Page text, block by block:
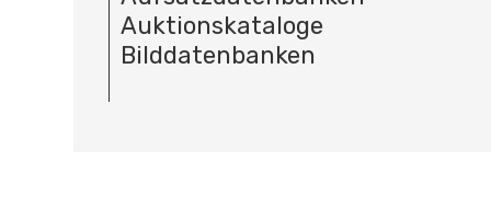
Auktionskataloge
Bilddatenbanken